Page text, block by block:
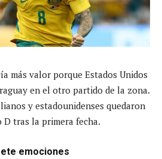
más valor porque Estados Unidos
en el otro partido de la zona.
y estadounidenses quedaron
tras la primera fecha.
emociones